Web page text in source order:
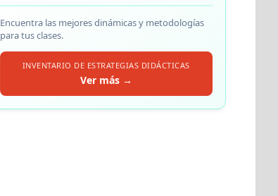
Encuentra las mejores dinámicas y metodologías
para tus clases.
INVENTARIO DE ESTRATEGIAS DIDÁCTICAS
Ver más →